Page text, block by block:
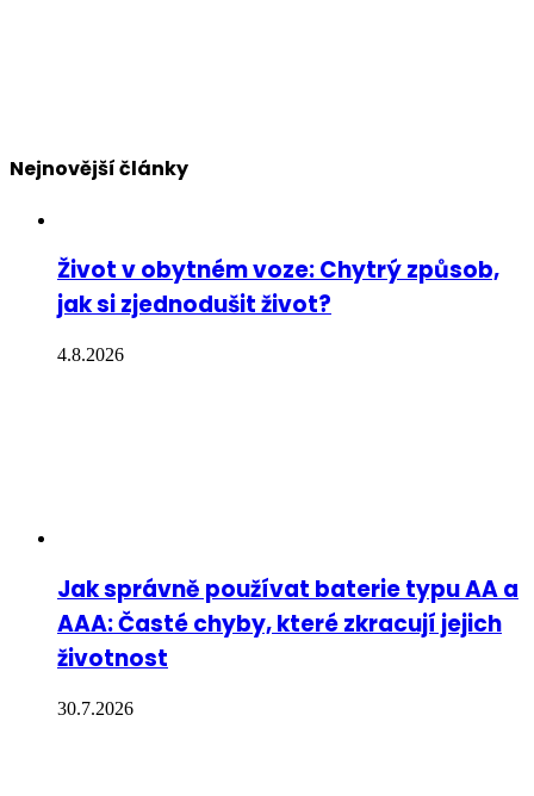
Nejnovější články
Život v obytném voze: Chytrý způsob,
jak si zjednodušit život?
4.8.2026
Jak správně používat baterie typu AA a
AAA: Časté chyby, které zkracují jejich
životnost
30.7.2026